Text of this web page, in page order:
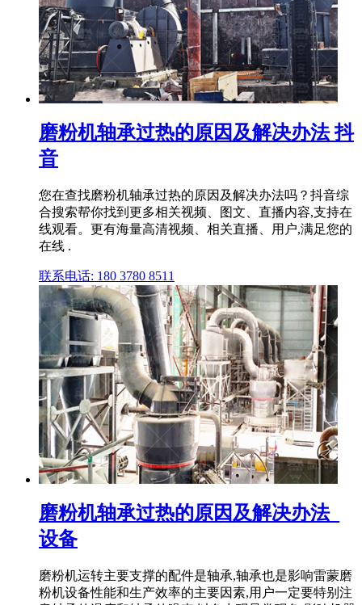
磨粉机轴承过热的原因及解决办法 抖
音
您在查找磨粉机轴承过热的原因及解决办法吗？抖音综
合搜索帮你找到更多相关视频、图文、直播内容,支持在
线观看。更有海量高清视频、相关直播、用户,满足您的
在线 .
联系电话: 180 3780 8511
磨粉机轴承过热的原因及解决办法_
设备
磨粉机运转主要支撑的配件是轴承,轴承也是影响雷蒙磨
粉机设备性能和生产效率的主要因素,用户一定要特别注